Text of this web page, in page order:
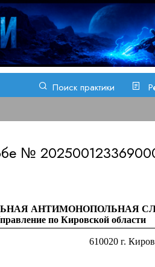
Поиск практики
№
АНТИМОНОПОЛЬНАЯ
по Кировской области
610020 г.